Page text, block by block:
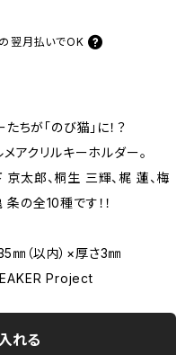
翌月払いでOK
ちが「のび猫」に！？
アクリルキーホルダー。
太郎、桐生 三輝、梶 蓮、梅
の全10種です！！
㎜（以内）×厚さ3㎜
Project
れる